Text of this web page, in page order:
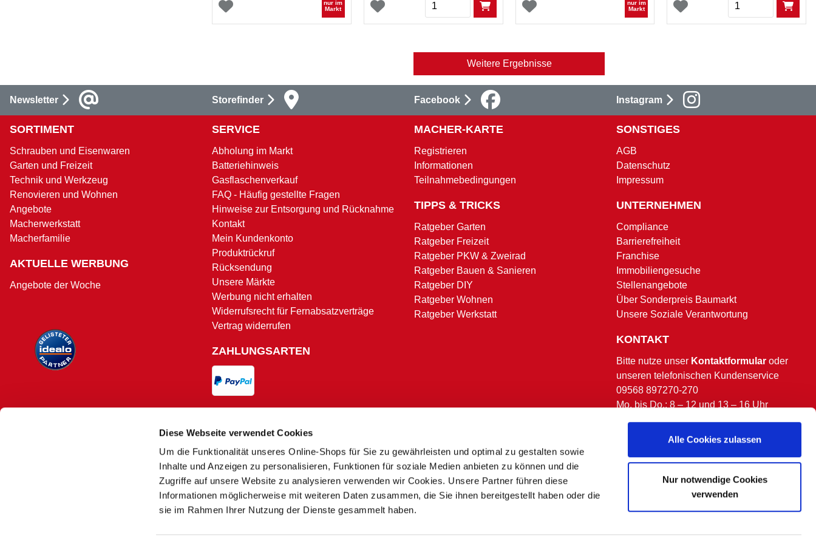
Diese Webseite verwendet Cookies
Um die Funktionalität unseres Online-Shops für Sie zu gewährleisten und optimal zu gestalten sowie
Inhalte und Anzeigen zu personalisieren, Funktionen für soziale Medien anbieten zu können und die
Zugriffe auf unsere Website zu analysieren verwenden wir Cookies. Unsere Partner führen diese
Informationen möglicherweise mit weiteren Daten zusammen, die Sie ihnen bereitgestellt haben oder die
sie im Rahmen Ihrer Nutzung der Dienste gesammelt haben.
Alle Cookies zulassen
Nur notwendige Cookies
verwenden
nur im
Markt
nur im
Markt
Weitere Ergebnisse
Newsletter Storefinder Facebook Instagram
SORTIMENT
Schrauben und Eisenwaren
Garten und Freizeit
Technik und Werkzeug
Renovieren und Wohnen
Angebote
Macherwerkstatt
Macherfamilie
AKTUELLE WERBUNG
Angebote der Woche
SERVICE
Abholung im Markt
Batteriehinweis
Gasflaschenverkauf
FAQ - Häufig gestellte Fragen
Hinweise zur Entsorgung und Rücknahme
Kontakt
Mein Kundenkonto
Produktrückruf
Rücksendung
Unsere Märkte
Werbung nicht erhalten
Widerrufsrecht für Fernabsatzverträge
Vertrag widerrufen
ZAHLUNGSARTEN
Versand und Zahlungsbedingungen
MACHER-KARTE
Registrieren
Informationen
Teilnahmebedingungen
TIPPS & TRICKS
Ratgeber Garten
Ratgeber Freizeit
Ratgeber PKW & Zweirad
Ratgeber Bauen & Sanieren
Ratgeber DIY
Ratgeber Wohnen
Ratgeber Werkstatt
SONSTIGES
AGB
Datenschutz
Impressum
UNTERNEHMEN
Compliance
Barrierefreiheit
Franchise
Immobiliengesuche
Stellenangebote
Über Sonderpreis Baumarkt
Unsere Soziale Verantwortung
KONTAKT
Bitte nutze unser Kontaktformular oder
unseren telefonischen Kundenservice
09568 897270-270
Mo. bis Do.: 8 – 12 und 13 – 16 Uhr
(ausgenommen bundesweite & bayerische
* Alle Preise in Euro inkl. MwSt. und zzgl. Service- und Versandkosten.
** Ausgenommen Speditions- und Sperrgutzuschläge
Es kann zu Preisunterschieden zwischen dem Onlineshop und unseren Sonderpreis Baumärkten vor Ort kommen.